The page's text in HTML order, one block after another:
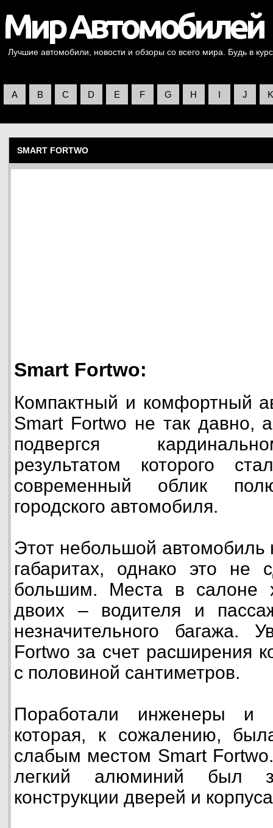
Лучшие автомобили, новости и обзоры со всего мира. Будь в
A B C D E F G H I J K
SMART FORTWO
Smart Fortwo:
Компактный и комфортный
Smart Fortwo не так давно,
подвергся
результатом которого
современный облик
городского автомобиля.
Этот небольшой автомобиль
габаритах, однако это не
большим. Места в салоне
двоих – водителя и
незначительного багажа.
Fortwo за счет расширения
с половиной сантиметров.
Поработали инженеры и
которая, к сожалению,
слабым местом Smart
легкий алюминий был
конструкции дверей и